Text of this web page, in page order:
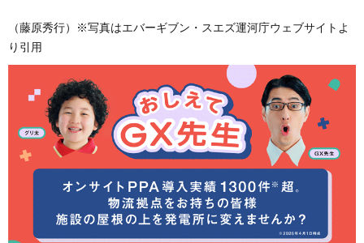
（藤原秀行）※写真はエバーギブン・スエズ運河庁ウェブサイトよ
り引用